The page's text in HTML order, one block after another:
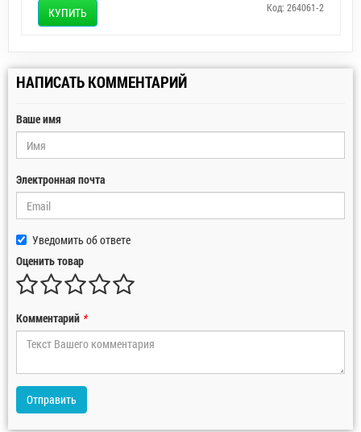
КУПИТЬ Код: 264061-2
НАПИСАТЬ КОММЕНТАРИЙ
Ваше имя
Электронная почта
Уведомить об ответе
Оценить товар
Комментарий *
Отправить